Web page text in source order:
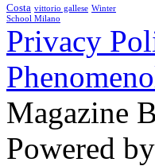
Costa vittorio gallese Winter
School Milano
Privacy
Magazine
Powered by